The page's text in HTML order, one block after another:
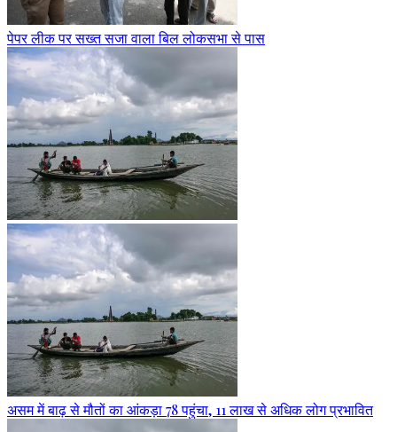
पेपर लीक पर सख्त सजा वाला बिल लोकसभा से पास
असम में बाढ़ से मौतों का आंकड़ा 78 पहुंचा, 11 लाख से अधिक लोग प्रभावित